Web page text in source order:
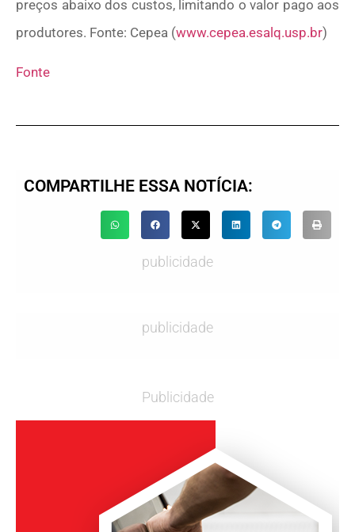
preços abaixo dos custos, limitando o valor pago aos
produtores. Fonte: Cepea (www.cepea.esalq.usp.br)
Fonte
COMPARTILHE ESSA NOTÍCIA:
publicidade
publicidade
Publicidade